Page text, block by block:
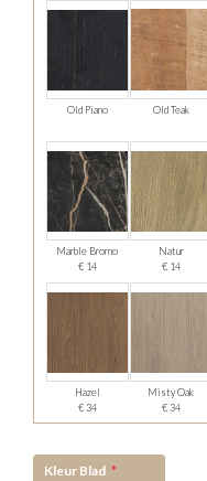
Old Piano Old Teak
Marble Bromo
€ 14
Natur
€ 14
Hazel
€ 34
Misty Oak
€ 34
Kleur Blad